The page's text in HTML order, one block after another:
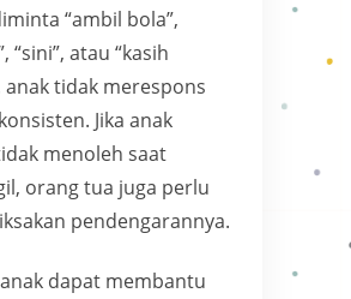
“ambil bola”,
“sini”, atau “kasih
anak tidak merespons
Jika anak
menoleh saat
orang tua juga perlu
pendengarannya.
dapat membantu